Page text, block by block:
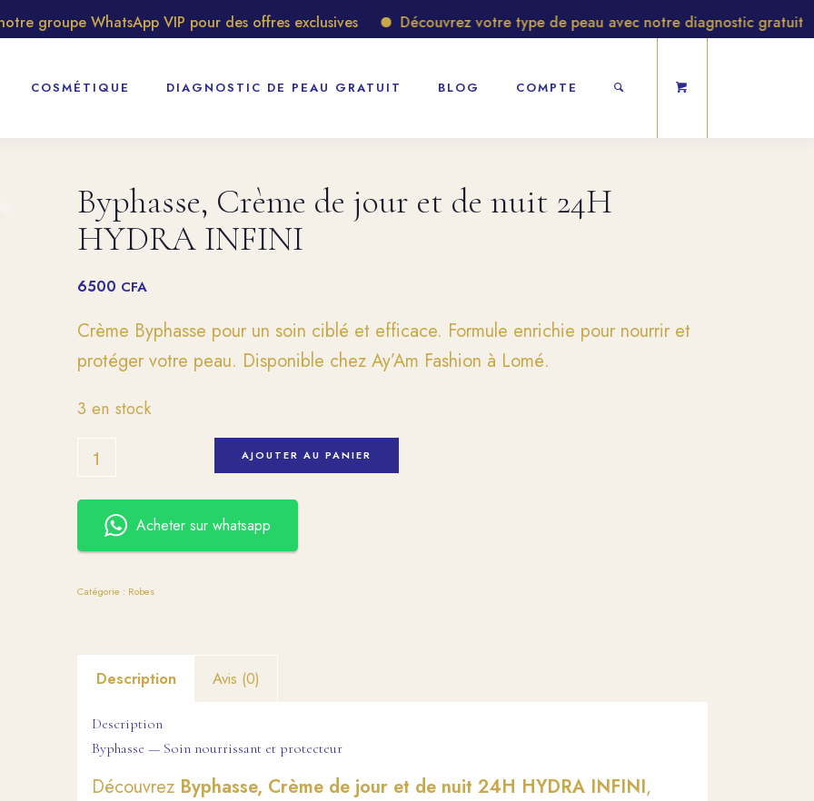
groupe WhatsApp VIP pour des offres exclusives Découvrez votre type de peau avec notre diagnostic gratuit
COSMÉTIQUE DIAGNOSTIC DE PEAU GRATUIT BLOG COMPTE
Byphasse, Crème de jour et de nuit 24H
HYDRA INFINI
6500 CFA
Crème Byphasse pour un soin ciblé et efficace. Formule enrichie pour nourrir et
protéger votre peau. Disponible chez Ay’Am Fashion à Lomé.
3 en stock
AJOUTER AU PANIER
Acheter sur whatsapp
Catégorie : Robes
Description Avis (0)
Description
Byphasse — Soin nourrissant et protecteur
Découvrez Byphasse, Crème de jour et de nuit 24H HYDRA INFINI,